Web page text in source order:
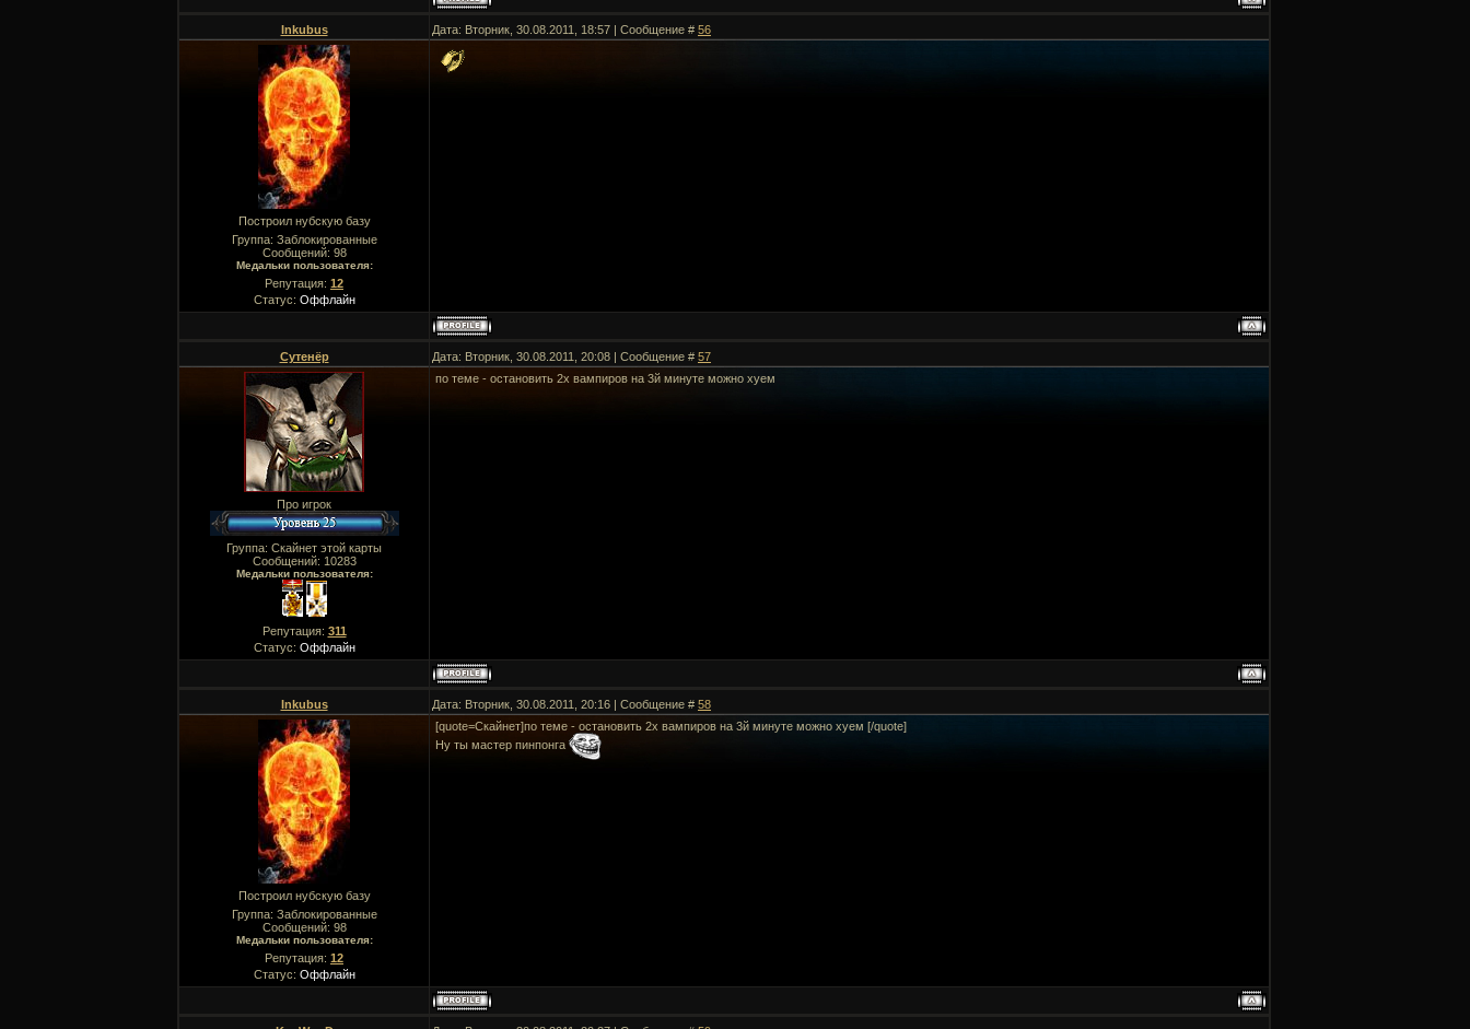
Inkubus Дата: Вторник, 30.08.2011, 18:57 | Сообщение # 56
Построил нубскую базу
Группа: Заблокированные
Сообщений: 98
Медальки пользователя:
Репутация: 12
Статус: Оффлайн
Сутенёр Дата: Вторник, 30.08.2011, 20:08 | Сообщение # 57
Про игрок
Группа: Скайнет этой карты
Сообщений: 10283
Медальки пользователя:
Репутация: 311
Статус: Оффлайн
по теме - остановить 2х вампиров на 3й минуте можно хуем
Inkubus Дата: Вторник, 30.08.2011, 20:16 | Сообщение # 58
Построил нубскую базу
Группа: Заблокированные
Сообщений: 98
Медальки пользователя:
Репутация: 12
Статус: Оффлайн
[quote=Скайнет]по теме - остановить 2х вампиров на 3й минуте можно хуем [/quote]
Ну ты мастер пинпонга